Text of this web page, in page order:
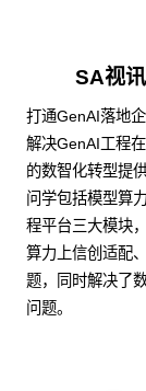
SA视
打通GenAI落地
解决GenAI工程
的数智化转型提
问学包括模型算
程平台三大模块
算力上信创适配
题，同时解决了
问题。